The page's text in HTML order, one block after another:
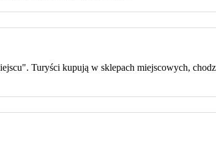
Turyści kupują w sklepach miejscowych,